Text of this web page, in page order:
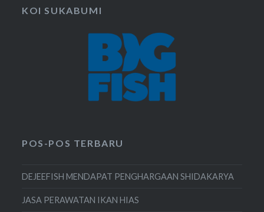
KOI SUKABUMI
POS-POS TERBARU
DEJEEFISH MENDAPAT PENGHARGAAN SHIDAKARYA
JASA PERAWATAN IKAN HIAS